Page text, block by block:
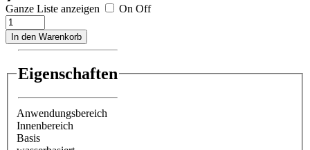
Ganze Liste anzeigen
On Off
In den Warenkorb
Eigenschaften
Anwendungsbereich
Innenbereich
Basis